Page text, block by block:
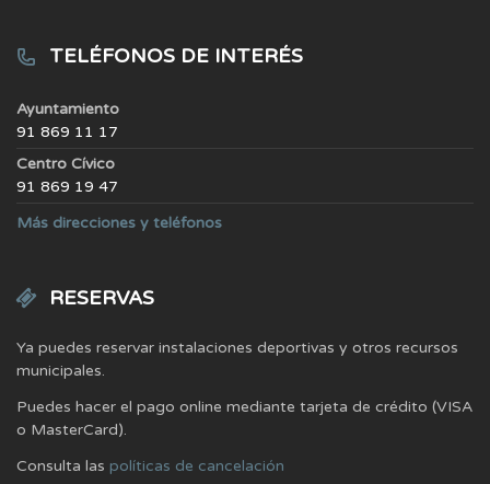
TELÉFONOS DE INTERÉS
Ayuntamiento
91 869 11 17
Centro Cívico
91 869 19 47
Más direcciones y teléfonos
RESERVAS
Ya puedes reservar instalaciones deportivas y otros recursos
municipales.
Puedes hacer el pago online mediante tarjeta de crédito (VISA
o MasterCard).
Consulta las políticas de cancelación